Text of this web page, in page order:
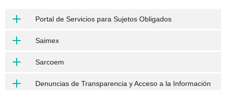
Portal de Servicios para Sujetos Obligados
Saimex
Sarcoem
Denuncias de Transparencia y Acceso a la Información